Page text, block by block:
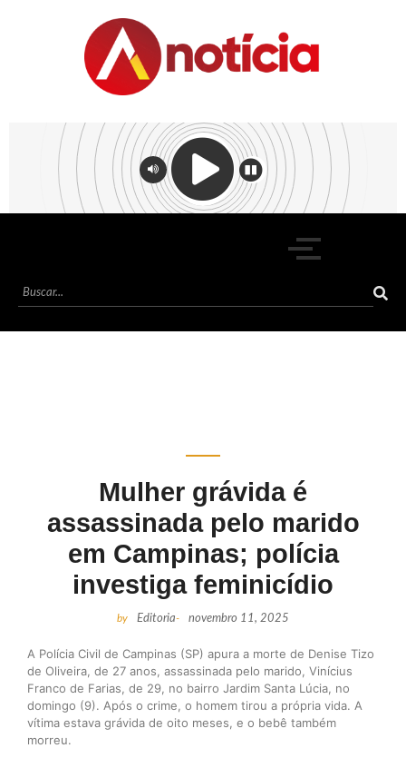
Mulher grávida é
assassinada pelo marido
em Campinas; polícia
investiga feminicídio
by Editoria- novembro 11, 2025
A Polícia Civil de Campinas (SP) apura a morte de Denise Tizo
de Oliveira, de 27 anos, assassinada pelo marido, Vinícius
Franco de Farias, de 29, no bairro Jardim Santa Lúcia, no
domingo (9). Após o crime, o homem tirou a própria vida. A
vítima estava grávida de oito meses, e o bebê também
morreu.